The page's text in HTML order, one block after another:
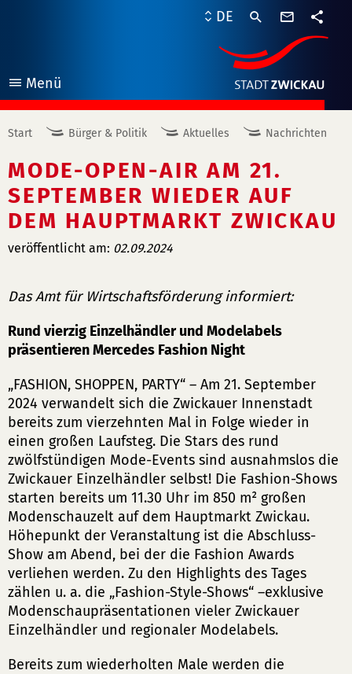
Menü
öffnen
DE
Start Bürger & Politik Aktuelles Nachrichten
MODE-OPEN-AIR AM 21.
SEPTEMBER WIEDER AUF
DEM HAUPTMARKT ZWICKAU
veröffentlicht am: 02.09.2024
Das Amt für Wirtschaftsförderung informiert:
Rund vierzig Einzelhändler und Modelabels
präsentieren Mercedes Fashion Night
„FASHION, SHOPPEN, PARTY“ – Am 21. September
2024 verwandelt sich die Zwickauer Innenstadt
bereits zum vierzehnten Mal in Folge wieder in
einen großen Laufsteg. Die Stars des rund
zwölfstündigen Mode-Events sind ausnahmslos die
Zwickauer Einzelhändler selbst! Die Fashion-Shows
starten bereits um 11.30 Uhr im 850 m² großen
Modenschauzelt auf dem Hauptmarkt Zwickau.
Höhepunkt der Veranstaltung ist die Abschluss-
Show am Abend, bei der die Fashion Awards
verliehen werden. Zu den Highlights des Tages
zählen u. a. die „Fashion-Style-Shows“ –exklusive
Modenschaupräsentationen vieler Zwickauer
Einzelhändler und regionaler Modelabels.
Bereits zum wiederholten Male werden die